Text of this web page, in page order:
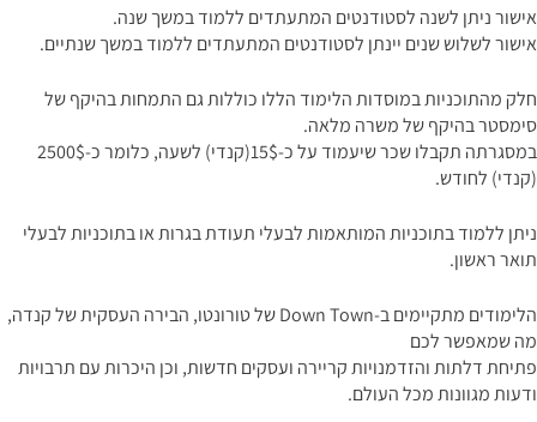
אישור ניתן לשנה לסטודנטים המתעתדים ללמוד במשך שנה.
אישור לשלוש שנים יינתן לסטודנטים המתעתדים ללמוד במשך שנתיים.
חלק מהתוכניות במוסדות הלימוד הללו כוללות גם התמחות בהיקף של
סימסטר בהיקף של משרה מלאה.
במסגרתה תקבלו שכר שיעמוד על כ-15$(קנדי) לשעה, כלומר כ-2500$
(קנדי) לחודש.
ניתן ללמוד בתוכניות המותאמות לבעלי תעודת בגרות או בתוכניות לבעלי
תואר ראשון.
הלימודים מתקיימים ב-Down Town של טורונטו, הבירה העסקית של קנדה,
מה שמאפשר לכם
פתיחת דלתות והזדמנויות קריירה ועסקים חדשות, וכן היכרות עם תרבויות
ודעות מגוונות מכל העולם.